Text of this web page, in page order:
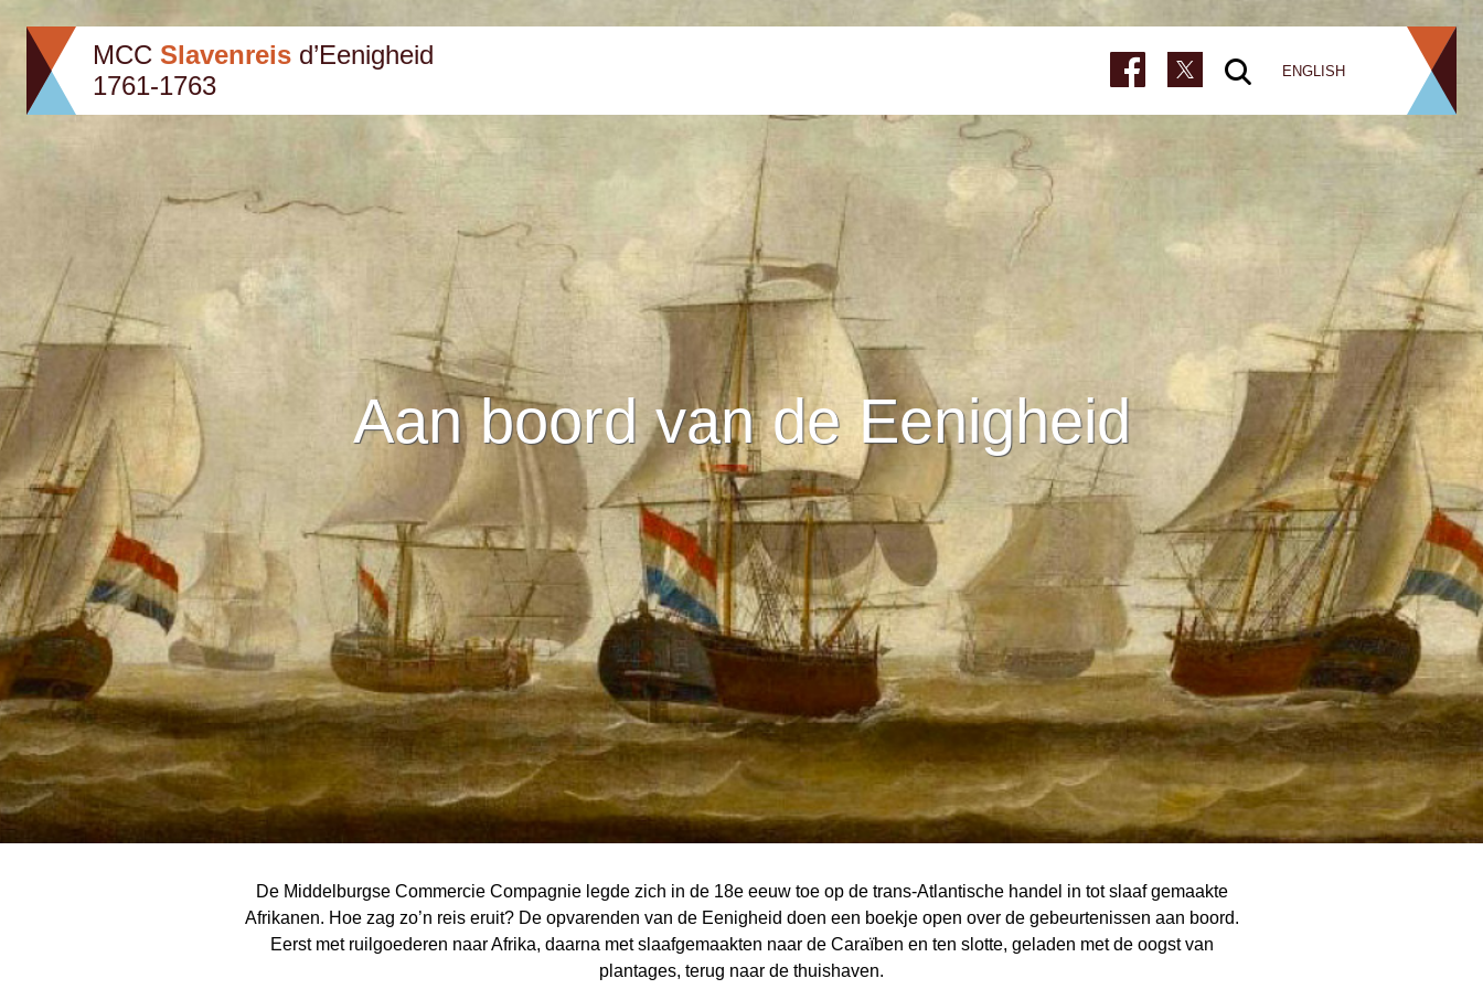
MCC Slavenreis d’Eenigheid
1761-1763
ENGLISH
Aan boord van de Eenigheid
De Middelburgse Commercie Compagnie legde zich in de 18e eeuw toe op de trans-Atlantische handel in tot slaaf gemaakte
Afrikanen. Hoe zag zo’n reis eruit? De opvarenden van de Eenigheid doen een boekje open over de gebeurtenissen aan boord.
Eerst met ruilgoederen naar Afrika, daarna met slaafgemaakten naar de Caraïben en ten slotte, geladen met de oogst van
plantages, terug naar de thuishaven.